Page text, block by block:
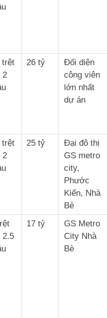
trệt
2
26 tỷ
Đối diện
công viên
lớn nhất
dự án
trệt
2
25 tỷ
Đại đô thị
GS metro
city,
Phước
Kiển, Nhà
Bè
2.5
17 tỷ
GS Metro
City Nhà
Bè